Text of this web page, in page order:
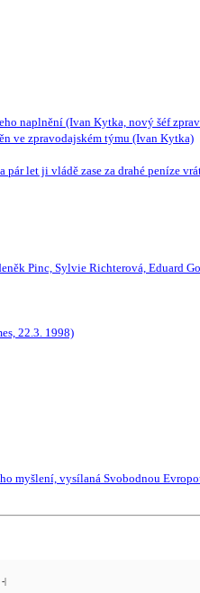
naplnění (Ivan Kytka, nový šéf
ve zpravodajském týmu (Ivan Kytka)
let ji vládě zase za drahé peníze
Pinc, Sylvie Richterová, Eduard
22.3. 1998)
myšlení, vysílaná Svobodnou
-|